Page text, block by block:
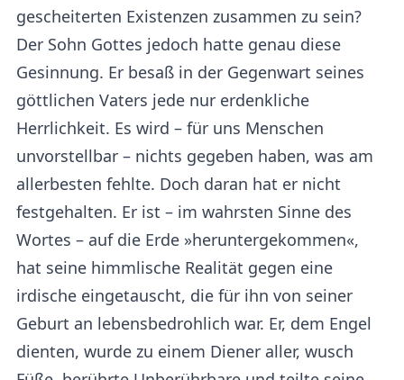
gescheiterten Existenzen zusammen zu sein?
Der Sohn Gottes jedoch hatte genau diese
Gesinnung. Er besaß in der Gegenwart seines
göttlichen Vaters jede nur erdenkliche
Herrlichkeit. Es wird – für uns Menschen
unvorstellbar – nichts gegeben haben, was am
allerbesten fehlte. Doch daran hat er nicht
festgehalten. Er ist – im wahrsten Sinne des
Wortes – auf die Erde »heruntergekommen«,
hat seine himmlische Realität gegen eine
irdische eingetauscht, die für ihn von seiner
Geburt an lebensbedrohlich war. Er, dem Engel
dienten, wurde zu einem Diener aller, wusch